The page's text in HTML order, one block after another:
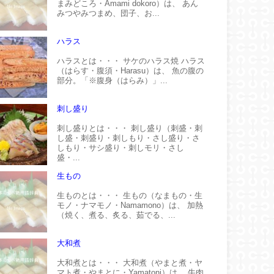
まみどころ・Amami dokoro）は、 あん
みつやみつまめ、団子、お...
ハラス
ハラスとは・・・ サケのハラス焼 ハラス
（はらす・腹須・Harasu）は、 魚の腹の
部分。「※腹身（はらみ）」...
刺し盛り
刺し盛りとは・・・ 刺し盛り（刺盛・刺
し盛・刺盛り・刺しもり・さし盛り・さ
しもり・サシ盛り・刺しモリ・さし
盛・...
生もの
生ものとは・・・ 生もの（なまもの・生
モノ・ナマモノ・Namamono）は、 加熱
（焼く、煮る、炙る、茹でる、...
大和煮
大和煮とは・・・ 大和煮（やまと煮・ヤ
マト煮・やまとに・Yamatoni）は、 牛肉